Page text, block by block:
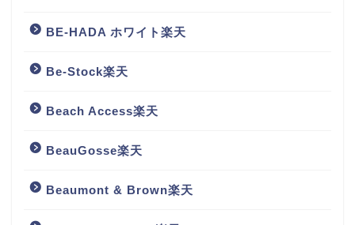
BE-HADA ホワイト楽天
Be-Stock楽天
Beach Access楽天
BeauGosse楽天
Beaumont & Brown楽天